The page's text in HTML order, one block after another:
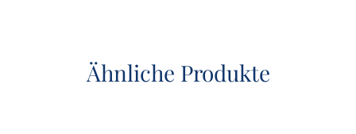
Ähnliche Produkte